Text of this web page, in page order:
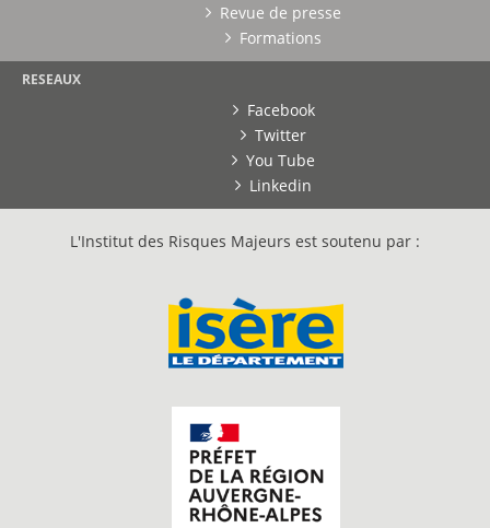
Revue de presse
Formations
RESEAUX
Facebook
Twitter
You Tube
Linkedin
L'Institut des Risques Majeurs est soutenu par :